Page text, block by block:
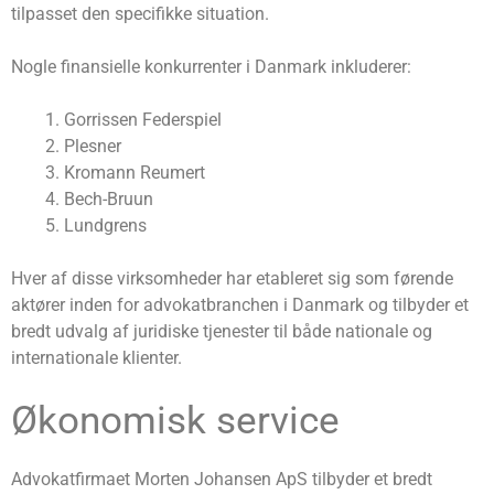
tilpasset den specifikke situation.
Nogle finansielle konkurrenter i Danmark inkluderer:
Gorrissen Federspiel
Plesner
Kromann Reumert
Bech-Bruun
Lundgrens
Hver af disse virksomheder har etableret sig som førende
aktører inden for advokatbranchen i Danmark og tilbyder et
bredt udvalg af juridiske tjenester til både nationale og
internationale klienter.
Økonomisk service
Advokatfirmaet Morten Johansen ApS tilbyder et bredt